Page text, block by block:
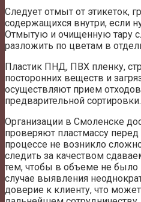
Следует отмыт от этикеток,
содержащихся внутри, если
Отмытую и очищенную тару
разложить по цветам в
Пластик ПНД, ПВХ пленку,
посторонних веществ и
осуществляют прием
предварительной сортировки.
Организации в Смоленске
проверяют пластмассу
процессе не возникло
следить за качеством
тем, чтобы в объеме не было
случае выявления
доверие к клиенту, что